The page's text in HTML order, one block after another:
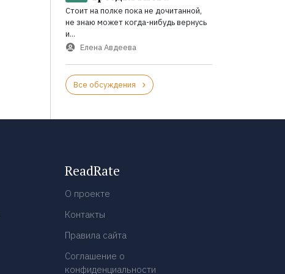
Стоит на полке пока не дочитанной,
не знаю может когда-нибудь вернусь
и...
Елена Авдеева
Все обсуждения
ReadRate
О проекте
Контакты
Правила сайта
Соглашение о
конфиденциальности